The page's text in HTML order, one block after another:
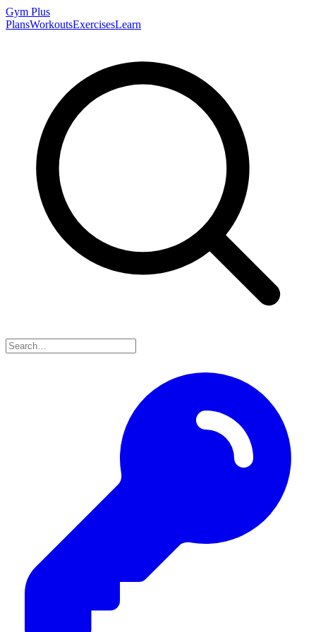
Gym Plus
PlansWorkoutsExercisesLearn